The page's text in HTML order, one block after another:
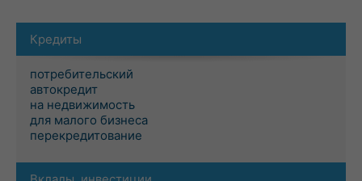
Кредиты
потребительский
автокредит
на недвижимость
для малого бизнеса
перекредитование